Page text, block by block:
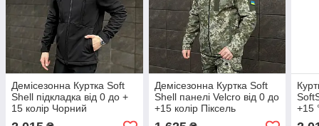
Демісезонна Куртка Soft
Shell підкладка від 0 до +
15 колір Чорний
Демісезонна Куртка Soft
Shell панелі Velcro від 0 до
+15 колір Піксель
+15